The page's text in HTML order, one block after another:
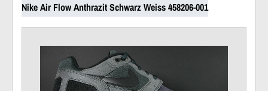
Nike Air Flow Anthrazit Schwarz Weiss 458206-001